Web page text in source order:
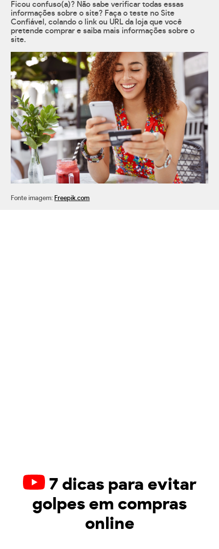
Ficou confuso(a)? Não sabe verificar todas essas
informações sobre o site? Faça o teste no Site
Confiável, colando o link ou URL da loja que você
pretende comprar e saiba mais informações sobre o
site.
Fonte imagem: Freepik.com
7 dicas para evitar
golpes em compras
online